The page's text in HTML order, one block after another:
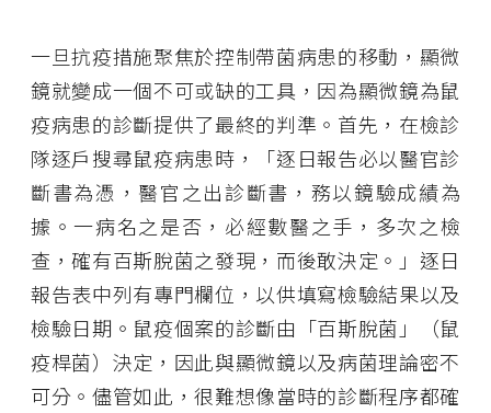
一旦抗疫措施聚焦於控制帶菌病患的移動，顯微
鏡就變成一個不可或缺的工具，因為顯微鏡為鼠
疫病患的診斷提供了最終的判準。首先，在檢診
隊逐戶搜尋鼠疫病患時，「逐日報告必以醫官診
斷書為憑，醫官之出診斷書，務以鏡驗成績為
據。一病名之是否，必經數醫之手，多次之檢
查，確有百斯脫菌之發現，而後敢決定。」逐日
報告表中列有專門欄位，以供填寫檢驗結果以及
檢驗日期。鼠疫個案的診斷由「百斯脫菌」（鼠
疫桿菌）決定，因此與顯微鏡以及病菌理論密不
可分。儘管如此，很難想像當時的診斷程序都確